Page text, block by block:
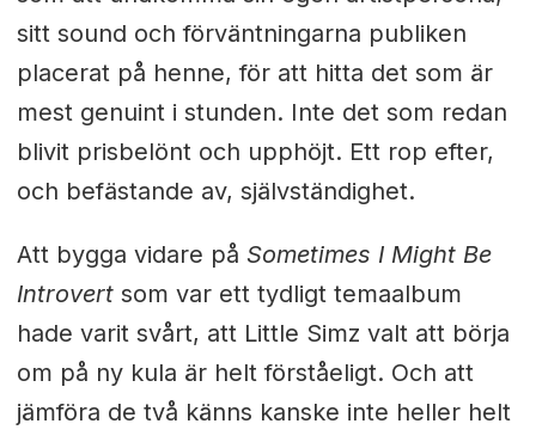
sitt sound och förväntningarna publiken
placerat på henne, för att hitta det som är
mest genuint i stunden. Inte det som redan
blivit prisbelönt och upphöjt. Ett rop efter,
och befästande av, självständighet.
Att bygga vidare på Sometimes I Might Be
Introvert som var ett tydligt temaalbum
hade varit svårt, att Little Simz valt att börja
om på ny kula är helt förståeligt. Och att
jämföra de två känns kanske inte heller helt